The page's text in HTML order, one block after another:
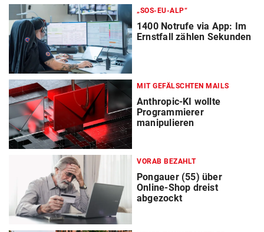
„SOS-EU-ALP“
1400 Notrufe via App: Im
Ernstfall zählen Sekunden
MIT GEFÄLSCHTEN MAILS
Anthropic-KI wollte
Programmierer
manipulieren
VORAB BEZAHLT
Pongauer (55) über
Online-Shop dreist
abgezockt